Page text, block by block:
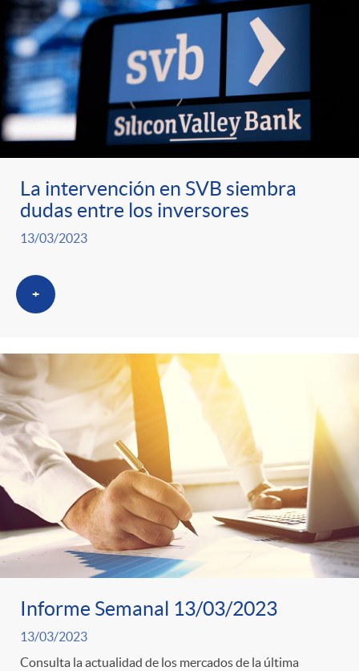
La intervención en SVB siembra
dudas entre los inversores
13/03/2023
+
Informe Semanal 13/03/2023
13/03/2023
Consulta la actualidad de los mercados de la última